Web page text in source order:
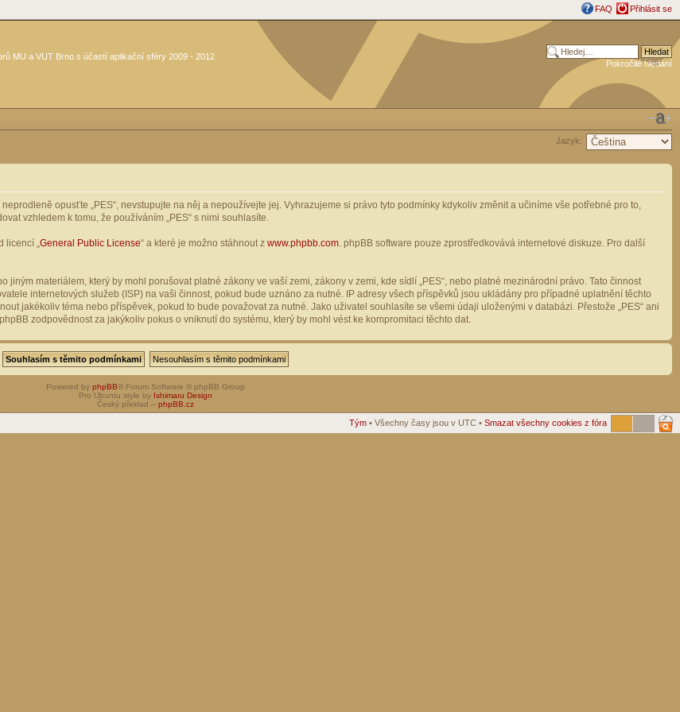
FAQ Přihlásit se
MU a VUT Brno s účastí aplikační sféry 2009 - 2012
Pokročilé hledání
Jazyk:
opusťte „PES“, nevstupujte na něj a nepoužívejte jej. Vyhrazujeme si právo tyto podmínky kdykoliv změnit a učiníme vše potřebné pro to,
vzhledem k tomu, že používáním „PES“ s nimi souhlasíte.
„ General Public License“ a které je možno stáhnout z www.phpbb.com . phpBB software pouze zprostředkovává internetové diskuze. Pro další
materiálem, který by mohl porušovat platné zákony ve vaší zemi, zákony v zemi, kde sídlí „PES“, nebo platné mezinárodní právo. Tato činnost
internetových služeb (ISP) na vaši činnost, pokud bude uznáno za nutné. IP adresy všech příspěvků jsou ukládány pro případné uplatnění těchto
jakékoliv téma nebo příspěvek, pokud to bude považovat za nutné. Jako uživatel souhlasíte se všemi údaji uloženými v databázi. Přestože „PES“ ani
zodpovědnost za jakýkoliv pokus o vniknutí do systému, který by mohl vést ke kompromitaci těchto dat.
Powered by phpBB® Forum Software © phpBB Group
Pro Ubuntu style by Ishimaru Design
Český překlad – phpBB.cz
Tým • Všechny časy jsou v UTC • Smazat všechny cookies z fóra